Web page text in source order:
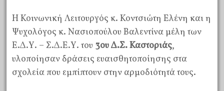
Η Κοινωνική Λειτουργός κ. Κοντσιώτη Ελένη και η
Ψυχολόγος κ. Νασιοπούλου Βαλεντίνα μέλη των
Ε.Δ.Υ. – Σ.Δ.Ε.Υ. του 3ου Δ.Σ. Καστοριάς,
υλοποίησαν δράσεις ευαισθητοποίησης στα
σχολεία που εμπίπτουν στην αρμοδιότητά τους.